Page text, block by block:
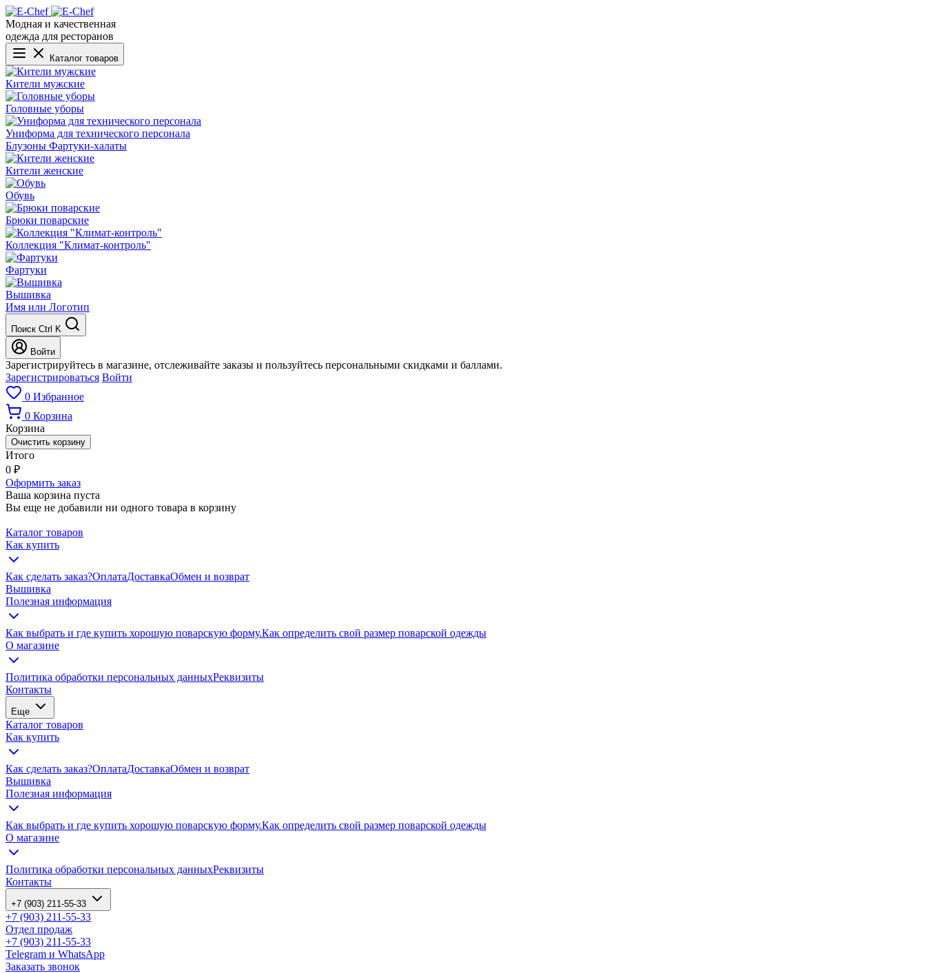
Модная и качественная
одежда для ресторанов
Каталог товаров
Кители мужские
Головные уборы
Униформа для технического персонала
Блузоны Фартуки-халаты
Кители женские
Обувь
Брюки поварские
Коллекция "Климат-контроль"
Фартуки
Вышивка
Имя или Логотип
Поиск Ctrl K
Войти
Зарегистрируйтесь в магазине, отслеживайте заказы и пользуйтесь персональными скидками и баллами.
Зарегистрироваться Войти
0 Избранное
0 Корзина
Корзина
Очистить корзину
Итого
0 ₽
Оформить заказ
Ваша корзина пуста
Вы еще не добавили ни одного товара в корзину
Каталог товаров
Как купить
Как сделать заказ?ОплатаДоставкаОбмен и возврат
Вышивка
Полезная информация
Как выбрать и где купить хорошую поварскую форму.Как определить свой размер поварской одежды
О магазине
Политика обработки персональных данныхРеквизиты
Контакты
Еще
Каталог товаров
Как купить
Как сделать заказ?ОплатаДоставкаОбмен и возврат
Вышивка
Полезная информация
Как выбрать и где купить хорошую поварскую форму.Как определить свой размер поварской одежды
О магазине
Политика обработки персональных данныхРеквизиты
Контакты
+7 (903) 211-55-33
+7 (903) 211-55-33
Отдел продаж
+7 (903) 211-55-33
Telegram и WhatsApp
Заказать звонок